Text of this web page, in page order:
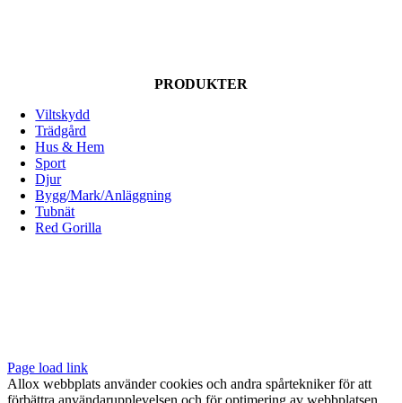
PRODUKTER
Viltskydd
Trädgård
Hus & Hem
Sport
Djur
Bygg/Mark/Anläggning
Tubnät
Red Gorilla
Page load link
Allox webbplats använder cookies och andra spårtekniker för att
förbättra användarupplevelsen och för optimering av webbplatsen.